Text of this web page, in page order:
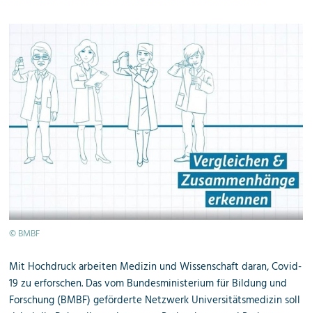
© BMBF
Mit Hochdruck arbeiten Medizin und Wissenschaft daran, Covid-
19 zu erforschen. Das vom Bundesministerium für Bildung und
Forschung (BMBF) geförderte Netzwerk Universitätsmedizin soll